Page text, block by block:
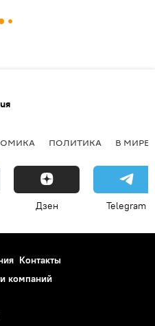
ПОЛИТИКА В МИРЕ
Дзен Telegram
Контакты
компаний